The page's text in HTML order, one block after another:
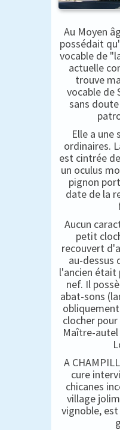
Au Moyen
possédait
vocable de
actuelle
trouve
vocable de
sans
Elle a une
ordinaires.
est cintrée
un oculus
pignon
date de la
Aucun
petit
recouvert
au-dessus
l'ancien était
nef. Il
abat-sons
clocher
Maître-
A
cure
chicanes
village
vignoble,